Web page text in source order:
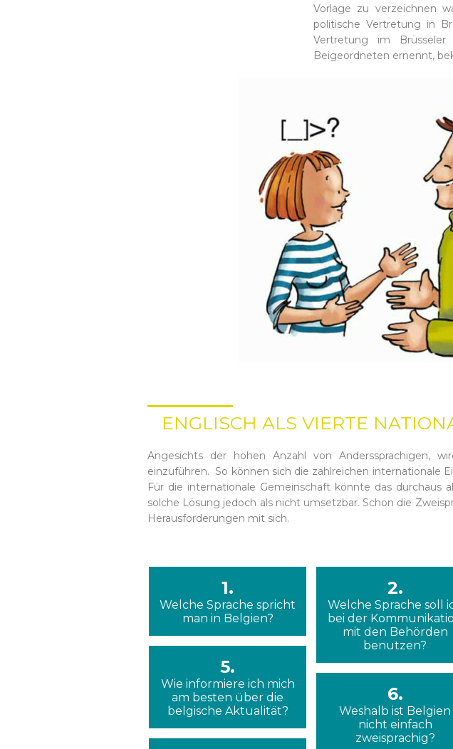
Vorlage zu verzeichnen
politische Vertretung in
Vertretung im
Beigeordneten ernennt,
ENGLISCH ALS VIERTE
Angesichts der hohen Anzahl von Anderssprachigen,
einzuführen. So können sich die zahlreichen internationale
Für die internationale Gemeinschaft könnte das durchaus
solche Lösung jedoch als nicht umsetzbar. Schon die
Herausforderungen mit sich.
1.
Welche Sprache spricht
man in Belgien?
2.
Welche Sprache soll
bei der
mit den Behörden
benutzen?
5.
Wie informiere ich mich
am besten über die
belgische Aktualität?
6.
Weshalb ist Belgien
nicht einfach
zweisprachig?